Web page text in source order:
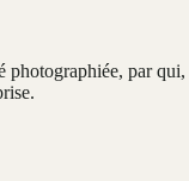
photographiée, par qui,